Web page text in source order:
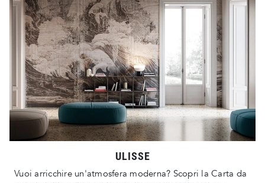
ULISSE
Vuoi arricchire un'atmosfera moderna? Scopri la Carta da